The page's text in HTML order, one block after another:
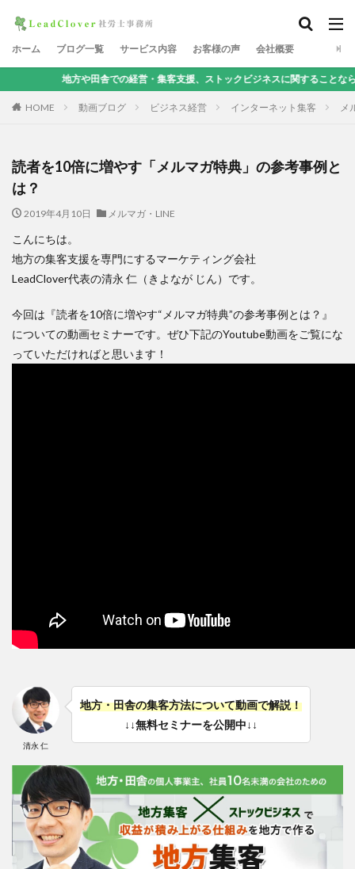
ホーム ブログ一覧 サービス内容 お客様の声 会社概要
や田舎での経営・集客支援、ストックビジネスに関することなら、地方集客コン
HOME 動画ブログ ビジネス経営 インターネット集客 メ
読者を10倍に増やす「メルマガ特典」の参考事例と
は？
2019年4月10日 メルマガ・LINE
こんにちは。
地方の集客支援を専門にするマーケティング会社
LeadClover代表の清永 仁（きよなが じん）です。
今回は『読者を10倍に増やす“メルマガ特典”の参考事例とは？』
についての動画セミナーです。ぜひ下記のYoutube動画をご覧にな
っていただければと思います！
清永 仁
地方・田舎の集客方法について動画で解説！
↓↓無料セミナーを公開中↓↓